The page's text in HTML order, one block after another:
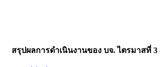
สรุปผลการดำเนินงานของ บจ. ไตรมาสที่